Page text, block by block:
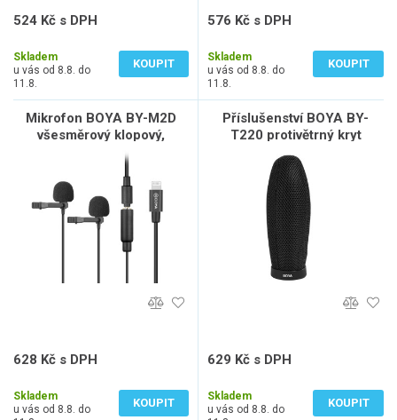
524 Kč s DPH
Skladem
u vás od 8.8. do
11.8.
KOUPIT
576 Kč s DPH
Skladem
u vás od 8.8. do
11.8.
KOUPIT
Mikrofon BOYA BY-M2D
všesměrový klopový,
Lightning
628 Kč s DPH
Skladem
u vás od 8.8. do
KOUPIT
Příslušenství BOYA BY-
T220 protivětrný kryt
220x23mm
629 Kč s DPH
Skladem
u vás od 8.8. do
KOUPIT